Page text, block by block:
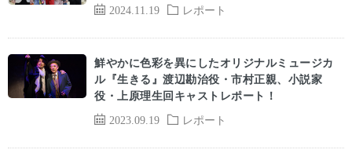
2024.11.19 レポート
2023.09.19 レポート
鮮やかに色彩を異にしたオリジナルミュージカ
ル『生きる』渡辺勘治役・市村正親、小説家
役・上原理生回キャストレポート！